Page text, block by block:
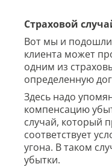
Страховой
Вот мы и подошли
клиента может
одним из
определенную
Здесь надо
компенсацию
случай, который
соответствует
угона. В таком
убытки.